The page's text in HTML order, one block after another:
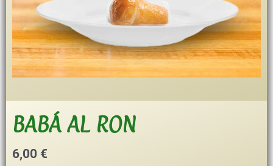
BABÁ AL RON
6,00 €